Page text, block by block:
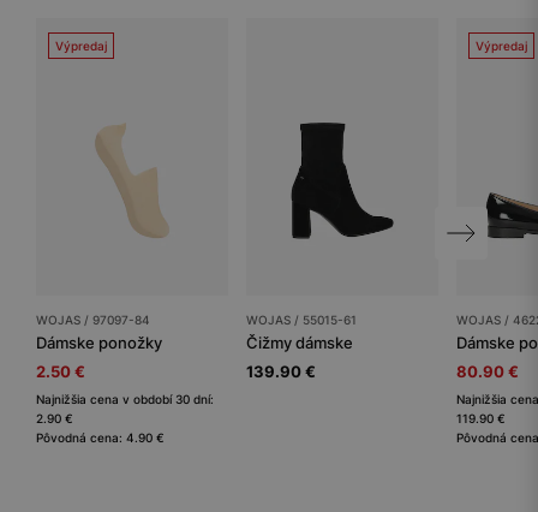
Výpredaj
WOJAS / 97097-84
Dámske ponožky
2.50 €
Najnižšia cena v období 30 dní:
2.90 €
Pôvodná cena: 4.90 €
WOJAS / 55015-61
Čižmy dámske
139.90 €
Výpredaj
WOJAS /
Dámske
80.90 €
Najnižšia
119.90 €
Pôvodná